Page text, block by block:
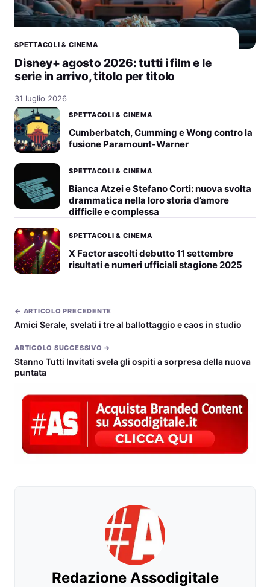
SPETTACOLI & CINEMA
Disney+ agosto 2026: tutti i film e le
serie in arrivo, titolo per titolo
31 luglio 2026
SPETTACOLI & CINEMA
Cumberbatch, Cumming e Wong contro la
fusione Paramount-Warner
SPETTACOLI & CINEMA
Bianca Atzei e Stefano Corti: nuova svolta
drammatica nella loro storia d’amore
difficile e complessa
SPETTACOLI & CINEMA
X Factor ascolti debutto 11 settembre
risultati e numeri ufficiali stagione 2025
← ARTICOLO PRECEDENTE
Amici Serale, svelati i tre al ballottaggio e caos in studio
ARTICOLO SUCCESSIVO →
Stanno Tutti Invitati svela gli ospiti a sorpresa della nuova
puntata
Redazione Assodigitale